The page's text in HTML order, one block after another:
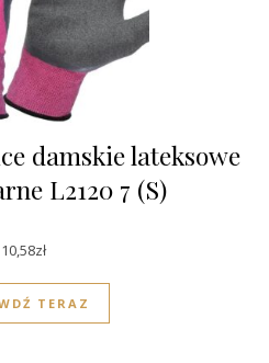
damskie lateksowe
L2120 7 (S)
10,58zł
TERAZ